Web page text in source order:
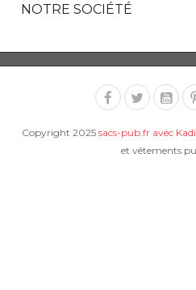
NOTRE SOCIÉTÉ
Copyright 2025 sacs-pub.fr avec
et vêtements